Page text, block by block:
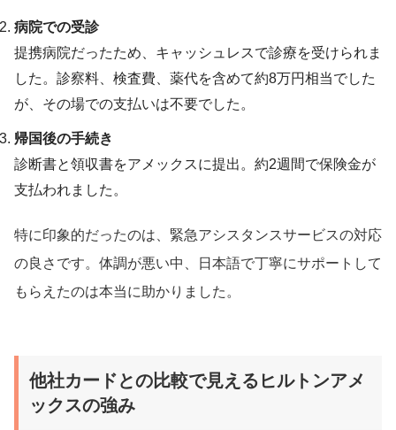
病院での受診
提携病院だったため、キャッシュレスで診療を受けられま
した。診察料、検査費、薬代を含めて約8万円相当でした
が、その場での支払いは不要でした。
帰国後の手続き
診断書と領収書をアメックスに提出。約2週間で保険金が
支払われました。
特に印象的だったのは、緊急アシスタンスサービスの対応
の良さです。体調が悪い中、日本語で丁寧にサポートして
もらえたのは本当に助かりました。
他社カードとの比較で見えるヒルトンアメ
ックスの強み